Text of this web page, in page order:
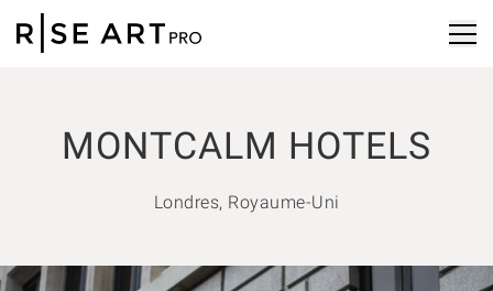
MONTCALM HOTELS
Londres, Royaume-Uni